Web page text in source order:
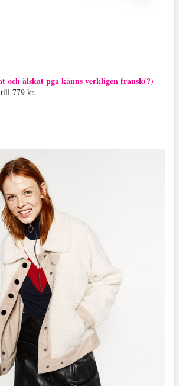
och älskat pga känns verkligen fransk(?)
779 kr.